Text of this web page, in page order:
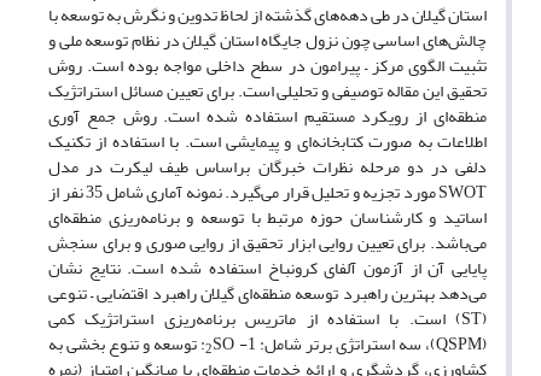
استان گیلان در طی دهه‌های گذشته از لحاظ تدوین و نگرش به توسعه با
چالش‌های اساسی چون نزول جایگاه استان گیلان در نظام توسعه ملی و
تثبیت الگوی مرکز – پیرامون در سطح داخلی مواجه بوده است. روش
تحقیق این مقاله توصیفی و تحلیلی است. برای تعیین مسائل استراتژیک
منطقه‌ای از رویکرد مستقیم استفاده شده است. روش جمع آوری
اطلاعات به صورت کتابخانه‌ای و پیمایشی است. با استفاده از تکنیک
دلفی در دو مرحله نظرات خبرگان براساس طیف لیکرت در مدل
SWOT مورد تجزیه و تحلیل قرار می‌گیرد. نمونه آماری شامل 35 نفر از
اساتید و کارشناسان حوزه مرتبط با توسعه و برنامه‌ریزی منطقه‌ای
می‌باشد. برای تعیین روایی ابزار تحقیق از روایی صوری و برای سنجش
پایایی آن از آزمون آلفای کرونباخ استفاده شده است. نتایج نشان
می‌دهد بهترین راهبرد توسعه منطقه‌ای گیلان راهبرد اقتضایی – تنوعی
(ST) است. با استفاده از ماتریس برنامه‌ریزی استراتژیک کمی
(QSPM)، سه استراتژی برتر شامل: 1- 2SO: توسعه و تنوع بخشی به